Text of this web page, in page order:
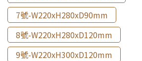
7號-W220xH280xD90mm
8號-W220xH280xD120mm
9號-W220xH300xD120mm